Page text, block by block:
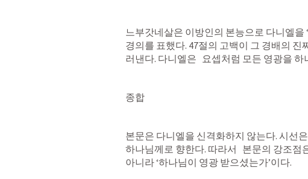
느부갓네살은 이방인의 본능으로 다니엘을
경의를 표했다. 47절의 고백이 그 경배의
러낸다. 다니엘은   요셉처럼 모든 영광을
종합
본문은 다니엘을 신격화하지 않는다. 시선
하나님께로 향한다. 따라서   본문의 강조점
아니라 ‘하나님이 영광 받으셨는가’이다.